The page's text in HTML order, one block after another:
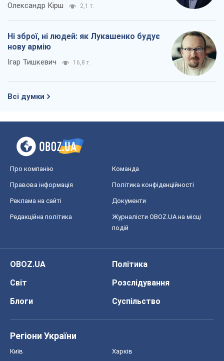
Олександр Кірш 2,1 т.
Ні зброї, ні людей: як Лукашенко будує
нову армію
Ігар Тишкевич 16,8 т.
Всі думки
Про компанію Команда
Правова інформація Політика конфіденційності
Реклама на сайті Документи
Редакційна політика
Журналісти OBOZ.UA на місці
подій
OBOZ.UA
Політика
Світ
Розслідування
Блоги
Суспільство
Регіони України
Київ Харків